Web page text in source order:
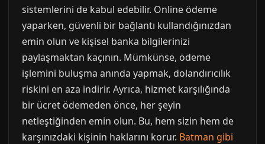
sistemlerini de kabul edebilir. Online ödeme
yaparken, güvenli bir bağlantı kullandığınızdan
emin olun ve kişisel banka bilgilerinizi
paylaşmaktan kaçının. Mümkünse, ödeme
işlemini buluşma anında yapmak, dolandırıcılık
riskini en aza indirir. Ayrıca, hizmet karşılığında
bir ücret ödemeden önce, her şeyin
netleştiğinden emin olun. Bu, hem sizin hem de
karşınızdaki kişinin haklarını korur. Batman gibi